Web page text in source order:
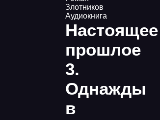
Злотников
Аудиокнига
Настоящее
прошлое
3.
Однажды
в